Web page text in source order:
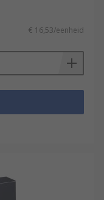
€ 16,53/eenheid